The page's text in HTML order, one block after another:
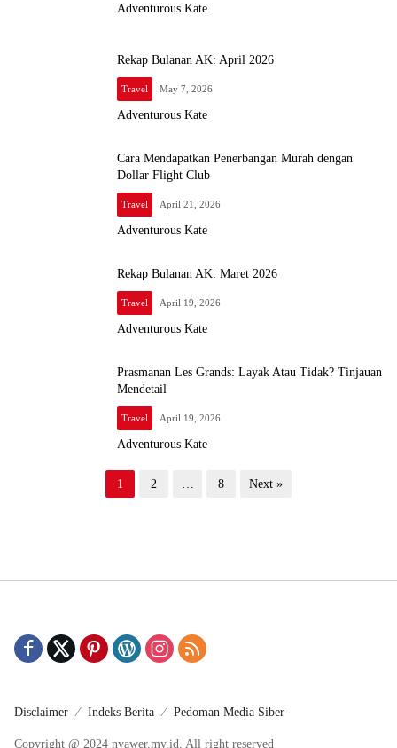
Adventurous Kate
Rekap Bulanan AK: April 2026
Travel May 7, 2026
Adventurous Kate
Cara Mendapatkan Penerbangan Murah dengan
Dollar Flight Club
Travel April 21, 2026
Adventurous Kate
Rekap Bulanan AK: Maret 2026
Travel April 19, 2026
Adventurous Kate
Prasmanan Les Grands: Layak Atau Tidak? Tinjauan
Mendetail
Travel April 19, 2026
Adventurous Kate
a
g
n
1 2 8 Next »
Disclaimer Indeks Berita Pedoman Media Siber
Copyright @ 2024 nyawer.my.id. All right reserved